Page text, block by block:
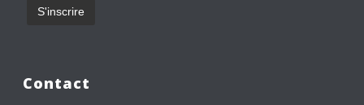
Contact